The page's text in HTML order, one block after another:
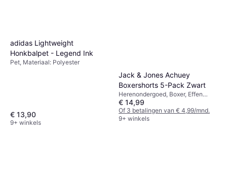
adidas Lightweight
Honkbalpet - Legend Ink
Pet, Materiaal: Polyester
€ 13,90
9+ winkels
Jack & Jones Achuey
Boxershorts 5-Pack Zwart
Herenondergoed, Boxer, Effen
kleur, Materiaal:
Elastaan/Lycra/Spandex, Katoen,
Jersey
€ 14,99
Of 3 betalingen van € 4,99/mnd.
9+ winkels